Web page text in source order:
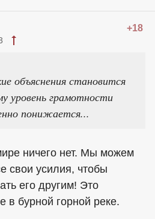
+18
объяснения становится
уровень грамотности
понижается...
ничего нет. Мы можем
свои усилия, чтобы
его другим! Это
в бурной горной реке.